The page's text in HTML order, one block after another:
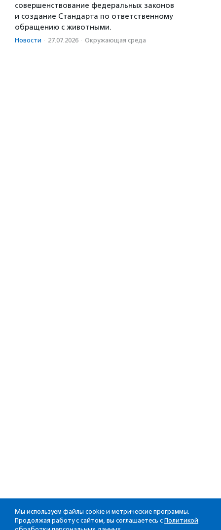
совершенствование федеральных законов
и создание Стандарта по ответственному
обращению с животными.
Новости · 27.07.2026 · Окружающая среда
Мы используем файлы cookie и метрические программы.
Продолжая работу с сайтом, вы соглашаетесь с Политикой